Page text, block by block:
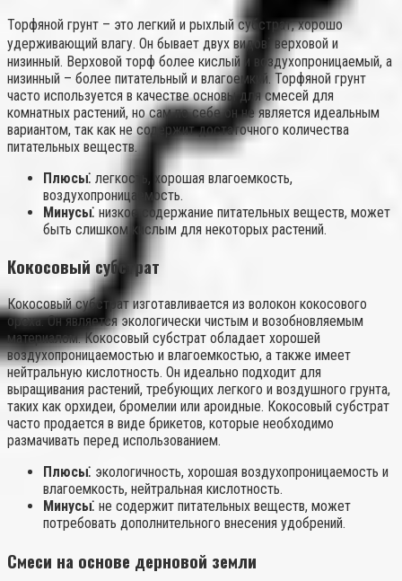
Торфяной грунт – это легкий и рыхлый субстрат, хорошо
удерживающий влагу. Он бывает двух видов⁚ верховой и
низинный. Верховой торф более кислый и воздухопроницаемый, а
низинный – более питательный и влагоемкий. Торфяной грунт
часто используется в качестве основы для смесей для
комнатных растений, но сам по себе он не является идеальным
вариантом, так как не содержит достаточного количества
питательных веществ.
Плюсы⁚ легкость, хорошая влагоемкость,
воздухопроницаемость.
Минусы⁚ низкое содержание питательных веществ, может
быть слишком кислым для некоторых растений.
Кокосовый субстрат
Кокосовый субстрат изготавливается из волокон кокосового
ореха. Он является экологически чистым и возобновляемым
материалом. Кокосовый субстрат обладает хорошей
воздухопроницаемостью и влагоемкостью, а также имеет
нейтральную кислотность. Он идеально подходит для
выращивания растений, требующих легкого и воздушного грунта,
таких как орхидеи, бромелии или ароидные. Кокосовый субстрат
часто продается в виде брикетов, которые необходимо
размачивать перед использованием.
Плюсы⁚ экологичность, хорошая воздухопроницаемость и
влагоемкость, нейтральная кислотность.
Минусы⁚ не содержит питательных веществ, может
потребовать дополнительного внесения удобрений.
Смеси на основе дерновой земли